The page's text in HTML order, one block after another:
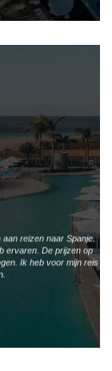
reizen naar Spanje.
ervaren. De prijzen op
Ik heb voor mijn reis